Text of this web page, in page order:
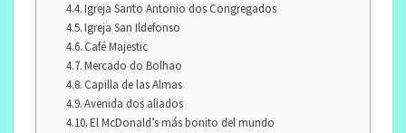
Igreja Santo Antonio dos Congregados
Igreja San Ildefonso
Café Majestic
Mercado do Bolhao
Capilla de las Almas
Avenida dos aliados
El McDonald’s más bonito del mundo